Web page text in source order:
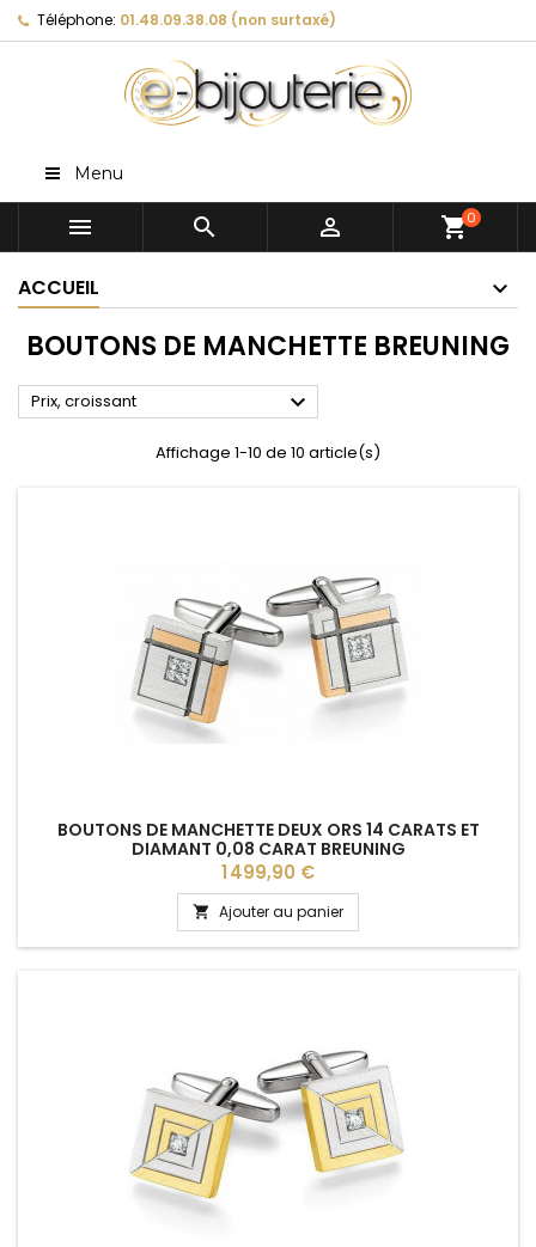
Téléphone: 01.48.09.38.08 (non surtaxé)
Menu
   shopping_cart0
ACCUEIL
BOUTONS DE MANCHETTE BREUNING
Prix, croissant 
Affichage 1-10 de 10 article(s)
BOUTONS DE MANCHETTE DEUX ORS 14 CARATS ET
DIAMANT 0,08 CARAT BREUNING
Prix
1 499,90 €
 Ajouter au panier